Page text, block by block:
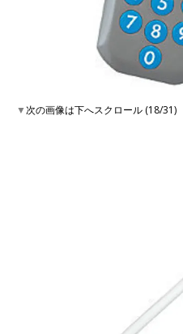
▼次の画像は下へスクロール (18/31)